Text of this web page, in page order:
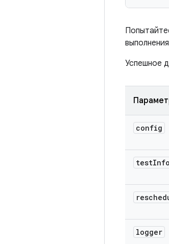
Успешное
config
testInfo
logger